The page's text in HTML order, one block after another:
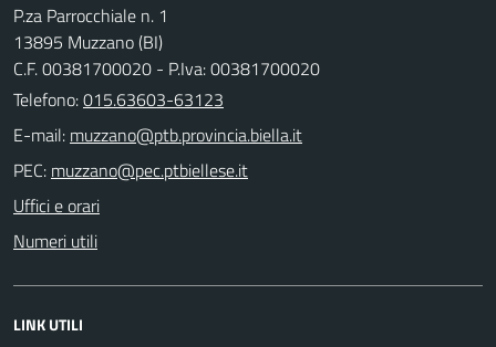
P.za Parrocchiale n. 1
13895 Muzzano (BI)
C.F. 00381700020 - P.Iva: 00381700020
Telefono:015.63603-63123
E-mail:
PEC:
Uffici e orari
Numeri utili
LINK UTILI